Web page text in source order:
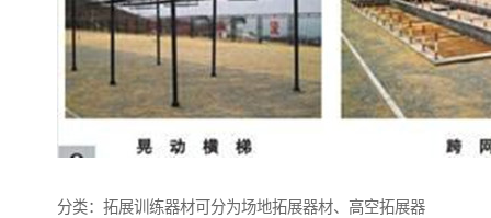
分类：拓展训练器材可分为场地拓展器材、高空拓展器